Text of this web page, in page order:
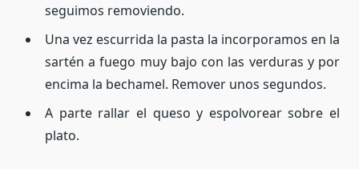
seguimos removiendo.
Una vez escurrida la pasta la incorporamos en la
sartén a fuego muy bajo con las verduras y por
encima la bechamel. Remover unos segundos.
A parte rallar el queso y espolvorear sobre el
plato.